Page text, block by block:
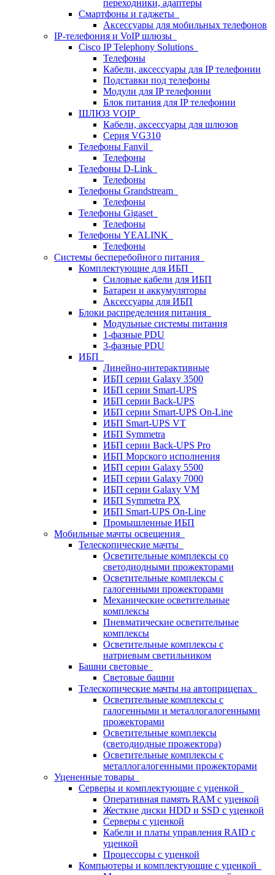
переходники, адаптеры
Смартфоны и гаджеты
Аксессуары для мобильных телефонов
IP-телефония и VoIP шлюзы
Cisco IP Telephony Solutions
Телефоны
Кабели, аксессуары для IP телефонии
Подставки под телефоны
Модули для IP телефонии
Блок питания для IP телефонии
ШЛЮЗ VOIP
Кабели, аксессуары для шлюзов
Серия VG310
Телефоны Fanvil
Телефоны
Телефоны D-Link
Телефоны
Телефоны Grandstream
Телефоны
Телефоны Gigaset
Телефоны
Телефоны YEALINK
Телефоны
Системы бесперебойного питания
Комплектующие для ИБП
Силовые кабели для ИБП
Батареи и аккумуляторы
Аксессуары для ИБП
Блоки распределения питания
Модульные системы питания
1-фазные PDU
3-фазные PDU
ИБП
Линейно-интерактивные
ИБП серии Galaxy 3500
ИБП серии Smart-UPS
ИБП серии Back-UPS
ИБП серии Smart-UPS On-Line
ИБП Smart-UPS VT
ИБП Symmetra
ИБП серии Back-UPS Pro
ИБП Морского исполнения
ИБП серии Galaxy 5500
ИБП серии Galaxy 7000
ИБП серии Galaxy VM
ИБП Symmetra PX
ИБП Smart-UPS On-Line
Промышленные ИБП
Мобильные мачты освещения
Телескопические мачты
Осветительные комплексы со
светодиодными прожекторами
Осветительные комплексы с
галогенными прожекторами
Механические осветительные
комплексы
Пневматические осветительные
комплексы
Осветительные комплексы с
натриевым светильником
Башни световые
Световые башни
Телескопические мачты на автоприцепах
Осветительные комплексы с
галогенными и металлогалогенными
прожекторами
Осветительные комплексы
(светодиодные прожектора)
Осветительные комплексы с
металлогалогенными прожекторами
Уцененные товары
Серверы и комплектующие с уценкой
Оперативная память RAM с уценкой
Жесткие диски HDD и SSD с уценкой
Серверы с уценкой
Кабели и платы управления RAID с
уценкой
Процессоры с уценкой
Компьютеры и комплектующие с уценкой